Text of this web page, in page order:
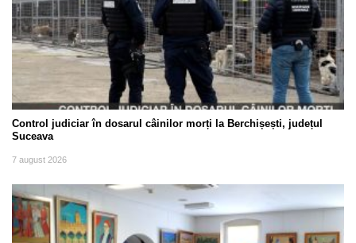
Control judiciar în dosarul câinilor morți la Berchișești, județul
Suceava
7 august 2026